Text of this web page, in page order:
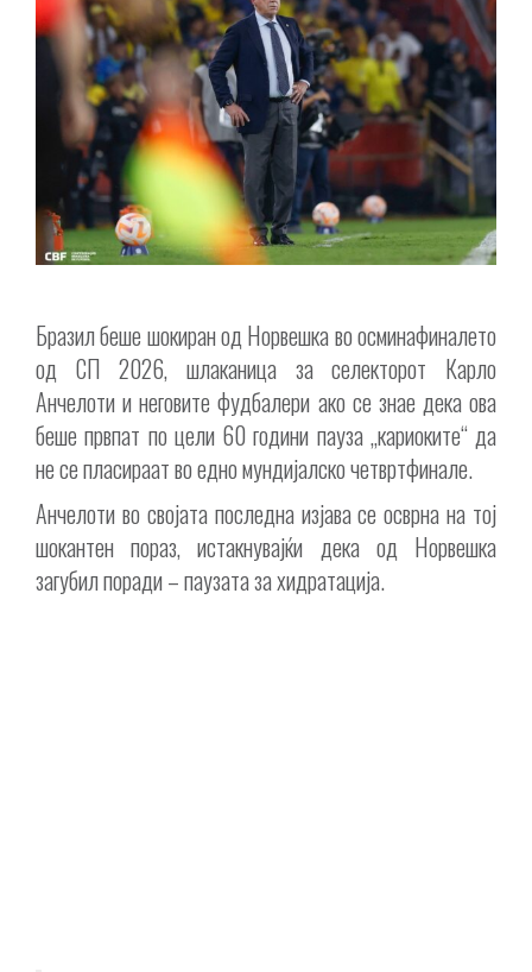
Бразил беше шокиран од Норвешка во осминафиналето
од СП 2026, шлаканица за селекторот Карло
Анчелоти и неговите фудбалери ако се знае дека ова
беше првпат по цели 60 години пауза „кариоките“ да
не се пласираат во едно мундијалско четвртфинале.
Анчелоти во својата последна изјава се осврна на тој
шокантен пораз, истакнувајќи дека од Норвешка
загубил поради – паузата за хидратација.